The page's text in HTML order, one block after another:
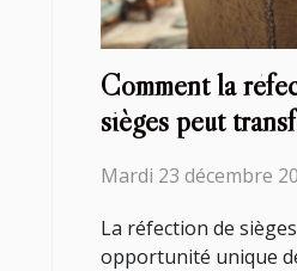
Comment la
sièges peut
Mardi 23 décembre
La réfection de
opportunité unique